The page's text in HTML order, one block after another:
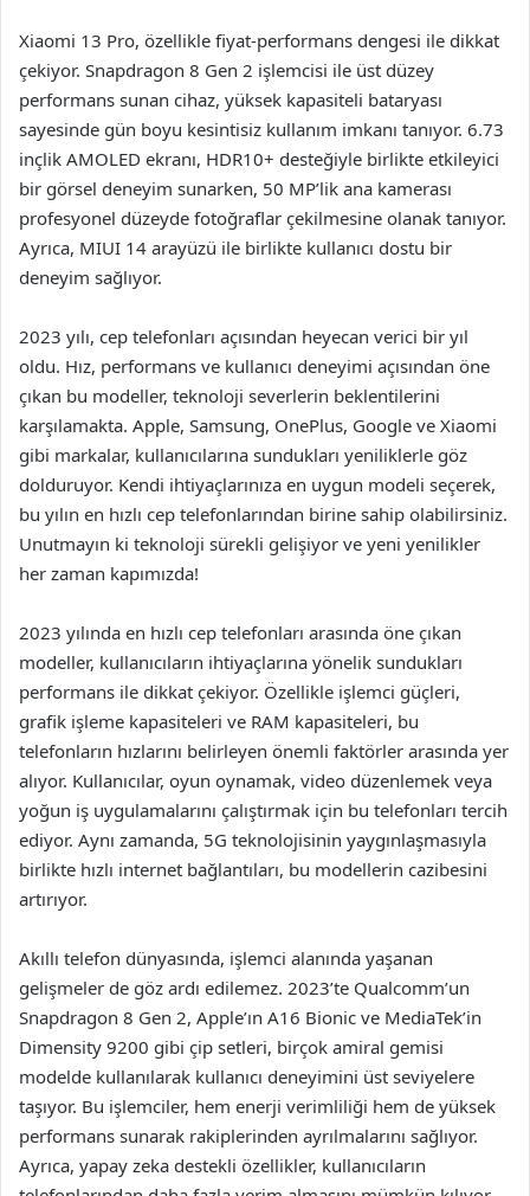
Xiaomi 13 Pro, özellikle fiyat-performans dengesi ile dikkat
çekiyor. Snapdragon 8 Gen 2 işlemcisi ile üst düzey
performans sunan cihaz, yüksek kapasiteli bataryası
sayesinde gün boyu kesintisiz kullanım imkanı tanıyor. 6.73
inçlik AMOLED ekranı, HDR10+ desteğiyle birlikte etkileyici
bir görsel deneyim sunarken, 50 MP’lik ana kamerası
profesyonel düzeyde fotoğraflar çekilmesine olanak tanıyor.
Ayrıca, MIUI 14 arayüzü ile birlikte kullanıcı dostu bir
deneyim sağlıyor.
2023 yılı, cep telefonları açısından heyecan verici bir yıl
oldu. Hız, performans ve kullanıcı deneyimi açısından öne
çıkan bu modeller, teknoloji severlerin beklentilerini
karşılamakta. Apple, Samsung, OnePlus, Google ve Xiaomi
gibi markalar, kullanıcılarına sundukları yeniliklerle göz
dolduruyor. Kendi ihtiyaçlarınıza en uygun modeli seçerek,
bu yılın en hızlı cep telefonlarından birine sahip olabilirsiniz.
Unutmayın ki teknoloji sürekli gelişiyor ve yeni yenilikler
her zaman kapımızda!
2023 yılında en hızlı cep telefonları arasında öne çıkan
modeller, kullanıcıların ihtiyaçlarına yönelik sundukları
performans ile dikkat çekiyor. Özellikle işlemci güçleri,
grafik işleme kapasiteleri ve RAM kapasiteleri, bu
telefonların hızlarını belirleyen önemli faktörler arasında yer
alıyor. Kullanıcılar, oyun oynamak, video düzenlemek veya
yoğun iş uygulamalarını çalıştırmak için bu telefonları tercih
ediyor. Aynı zamanda, 5G teknolojisinin yaygınlaşmasıyla
birlikte hızlı internet bağlantıları, bu modellerin cazibesini
artırıyor.
Akıllı telefon dünyasında, işlemci alanında yaşanan
gelişmeler de göz ardı edilemez. 2023’te Qualcomm’un
Snapdragon 8 Gen 2, Apple’ın A16 Bionic ve MediaTek’in
Dimensity 9200 gibi çip setleri, birçok amiral gemisi
modelde kullanılarak kullanıcı deneyimini üst seviyelere
taşıyor. Bu işlemciler, hem enerji verimliliği hem de yüksek
performans sunarak rakiplerinden ayrılmalarını sağlıyor.
Ayrıca, yapay zeka destekli özellikler, kullanıcıların